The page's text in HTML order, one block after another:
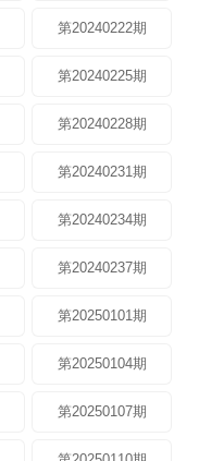
第20240222期
第20240225期
第20240228期
第20240231期
第20240234期
第20240237期
第20250101期
第20250104期
第20250107期